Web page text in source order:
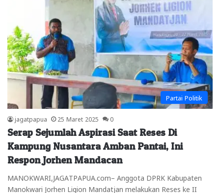
Partai Politik
jagatpapua 25 Maret 2025 0
Serap Sejumlah Aspirasi Saat Reses Di
Kampung Nusantara Amban Pantai, Ini
Respon Jorhen Mandacan
MANOKWARI,JAGATPAPUA.com– Anggota DPRK Kabupaten
Manokwari Jorhen Ligion Mandatjan melakukan Reses ke II